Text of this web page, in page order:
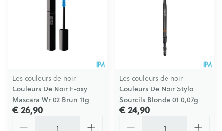
Les couleurs de noir
Couleurs De Noir F-oxy
Mascara Wr 02 Brun 11g
€ 26,90
Les couleurs de noir
Couleurs De Noir Stylo
Sourcils Blonde 01 0,07g
€ 24,90